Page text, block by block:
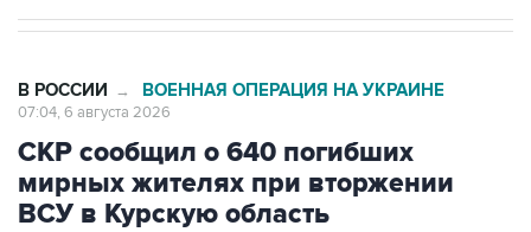
В РОССИИ → ВОЕННАЯ ОПЕРАЦИЯ НА УКРАИНЕ
07:04, 6 августа 2026
СКР сообщил о 640 погибших
мирных жителях при вторжении
ВСУ в Курскую область